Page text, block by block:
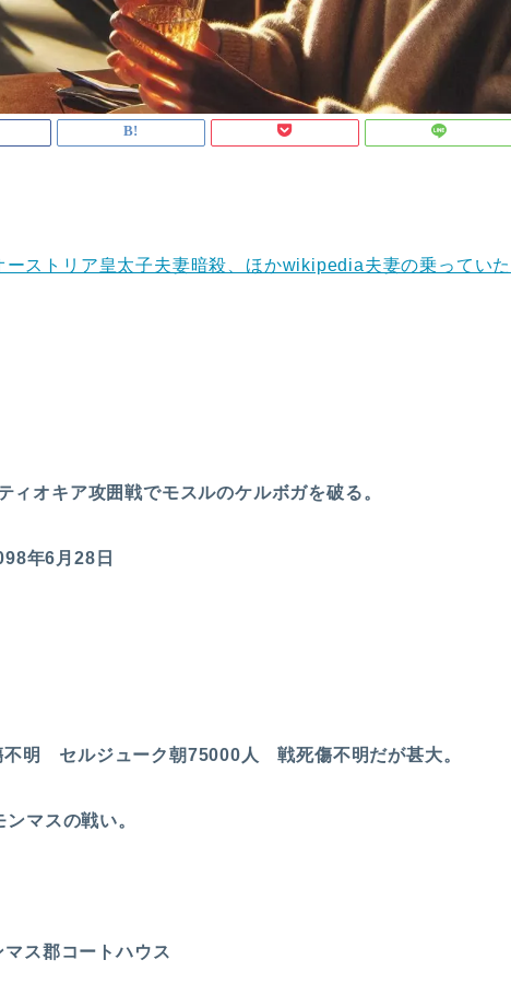
ストリア皇太子夫妻暗殺、ほかwikipedia夫妻の乗っていた
ィオキア攻囲戦でモスルのケルボガを破る。
年6月28日
明 セルジューク朝75000人 戦死傷不明だが甚大。
マスの戦い。
ス郡コートハウス